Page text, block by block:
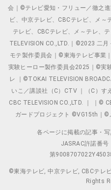
会｜©テレビ愛知・フリュー／徹之
ビ、中京テレビ、CBCテレビ、メ～
テレビ、CBCテレビ、メ～テレ、
TELEVISION CO.,LTD.｜©2023 二
モテ製作委員会｜©東海テレビ事業
実験ヒーロー製作委員会2025｜©実
レ ｜©TOKAI TELEVISION
いこ／講談社（C）CTV ｜（C）
CBC TELEVISION CO.,LTD. ｜ ｜©
ガードプロジェクト ©VG15th｜©
各ページに掲載の記事・写
JASRAC許諾番号
第
©東海テレビ, 中京テレビ, CBCテレ
Rights